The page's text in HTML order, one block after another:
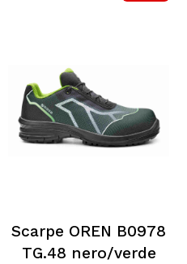
Scarpe OREN B0978
TG.48 nero/verde